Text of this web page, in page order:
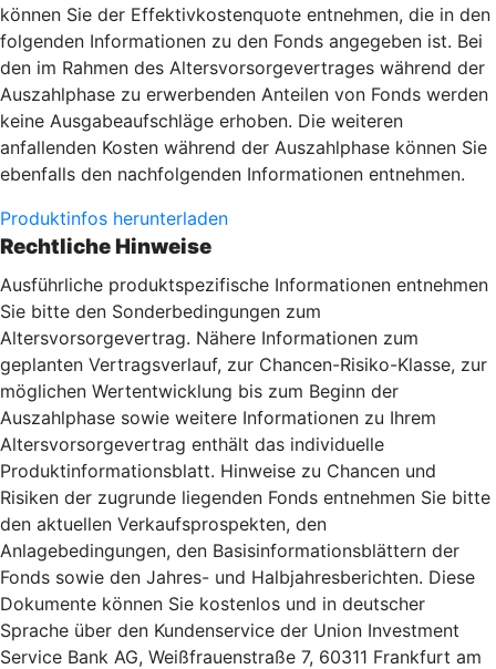
können Sie der Effektivkostenquote entnehmen, die in den
folgenden Informationen zu den Fonds angegeben ist. Bei
den im Rahmen des Altersvorsorgevertrages während der
Auszahlphase zu erwerbenden Anteilen von Fonds werden
keine Ausgabeaufschläge erhoben. Die weiteren
anfallenden Kosten während der Auszahlphase können Sie
ebenfalls den nachfolgenden Informationen entnehmen.
Produktinfos herunterladen
Rechtliche Hinweise
Ausführliche produktspezifische Informationen entnehmen
Sie bitte den Sonderbedingungen zum
Altersvorsorgevertrag. Nähere Informationen zum
geplanten Vertragsverlauf, zur Chancen-Risiko-Klasse, zur
möglichen Wertentwicklung bis zum Beginn der
Auszahlphase sowie weitere Informationen zu Ihrem
Altersvorsorgevertrag enthält das individuelle
Produktinformationsblatt. Hinweise zu Chancen und
Risiken der zugrunde liegenden Fonds entnehmen Sie bitte
den aktuellen Verkaufsprospekten, den
Anlagebedingungen, den Basisinformationsblättern der
Fonds sowie den Jahres- und Halbjahresberichten. Diese
Dokumente können Sie kostenlos und in deutscher
Sprache über den Kundenservice der Union Investment
Service Bank AG, Weißfrauenstraße 7, 60311 Frankfurt am